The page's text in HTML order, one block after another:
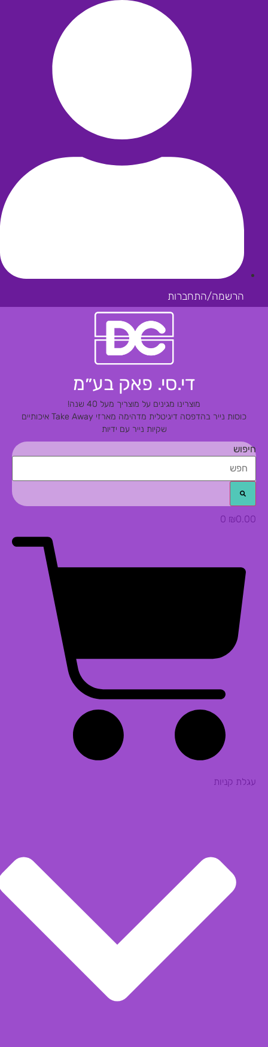
הרשמה/התחברות
די.סי. פאק בע״מ
מוצרינו מגינים על מוצריך מעל 40 שנה!
כוסות נייר בהדפסה דיגיטלית מדהימהמארזי Take Away איכותיים
שקיות נייר עם ידיות
חיפוש
₪0.00
0
עגלת קניות